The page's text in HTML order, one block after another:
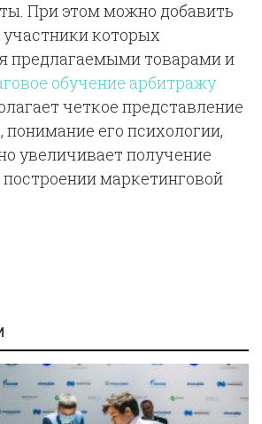
При этом можно добавить
которых
предлагаемыми товарами и
обучение арбитражу
четкое представление
понимание его психологии,
увеличивает получение
построении маркетинговой